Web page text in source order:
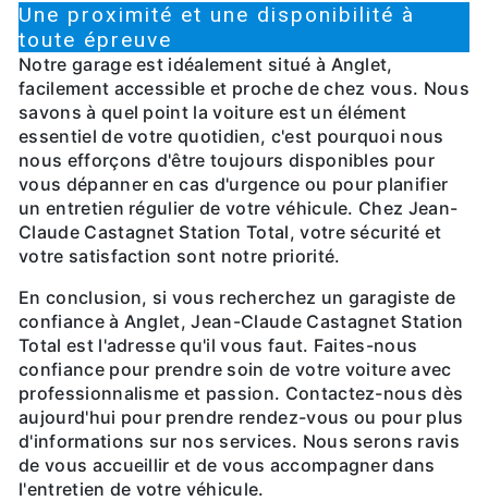
Une proximité et une disponibilité à
toute épreuve
Notre garage est idéalement situé à Anglet,
facilement accessible et proche de chez vous. Nous
savons à quel point la voiture est un élément
essentiel de votre quotidien, c'est pourquoi nous
nous efforçons d'être toujours disponibles pour
vous dépanner en cas d'urgence ou pour planifier
un entretien régulier de votre véhicule. Chez Jean-
Claude Castagnet Station Total, votre sécurité et
votre satisfaction sont notre priorité.
En conclusion, si vous recherchez un garagiste de
confiance à Anglet, Jean-Claude Castagnet Station
Total est l'adresse qu'il vous faut. Faites-nous
confiance pour prendre soin de votre voiture avec
professionnalisme et passion. Contactez-nous dès
aujourd'hui pour prendre rendez-vous ou pour plus
d'informations sur nos services. Nous serons ravis
de vous accueillir et de vous accompagner dans
l'entretien de votre véhicule.